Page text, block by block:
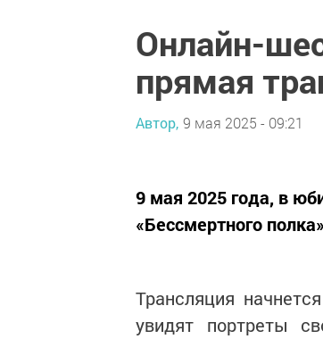
Онлайн-
прямая
Автор, 9 мая 2025 - 09:21
9 мая 2025 года, в
«Бессмертного
Трансляция
увидят портреты